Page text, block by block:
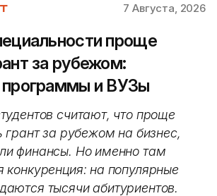
7 Августа, 2026
проще
за рубежом:
программы и ВУЗы
считают, что проще
грант за рубежом на бизнес,
финансы. Но именно там
на популярные
тысячи абитуриентов.